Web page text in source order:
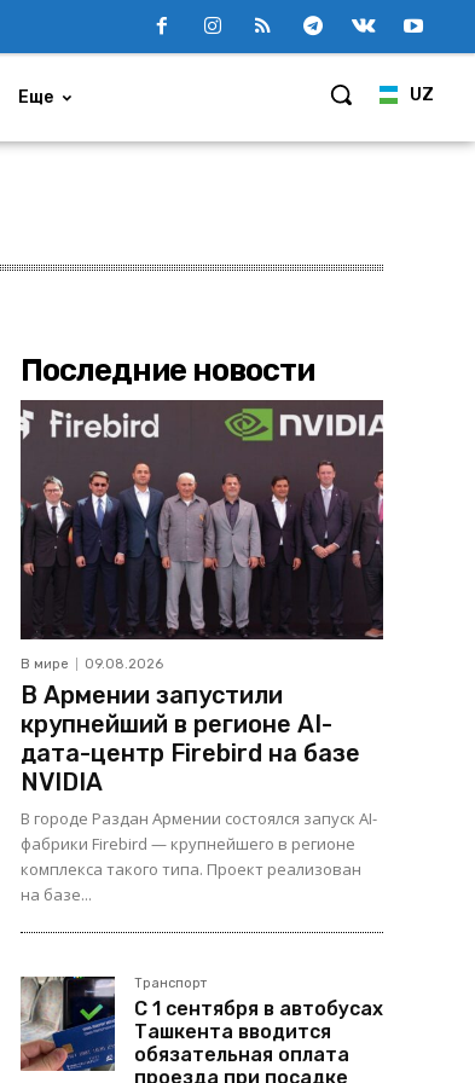
UZ
Еще
Последние новости
В мире 09.08.2026
В Армении запустили
крупнейший в регионе AI-
дата-центр Firebird на базе
NVIDIA
В городе Раздан Армении состоялся запуск AI-
фабрики Firebird — крупнейшего в регионе
комплекса такого типа. Проект реализован
на базе...
Транспорт
С 1 сентября в автобусах
Ташкента вводится
обязательная оплата
проезда при посадке